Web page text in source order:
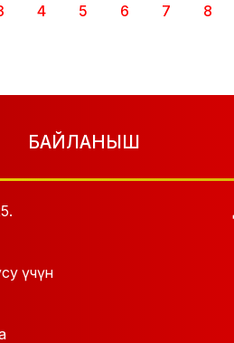
4 5 6 7 8
БАЙЛАНЫШ
үчүн